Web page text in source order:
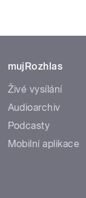
mujRozhlas
Živé vysílání
Audioarchiv
Podcasty
Mobilní aplikace